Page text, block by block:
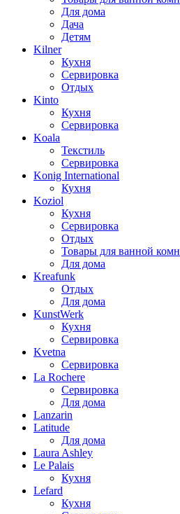
Для дома
Дача
Детям
Kilner
Кухня
Сервировка
Отдых
Kinto
Кухня
Сервировка
Koala
Текстиль
Сервировка
Konig International
Кухня
Koziol
Кухня
Сервировка
Отдых
Товары для ванной
Для дома
Kreafunk
Отдых
Для дома
KunstWerk
Кухня
Сервировка
Kvetna
Сервировка
La Rochere
Сервировка
Для дома
Lanzarin
Latitude
Для дома
Laura Ashley
Le Palais
Кухня
Lefard
Кухня